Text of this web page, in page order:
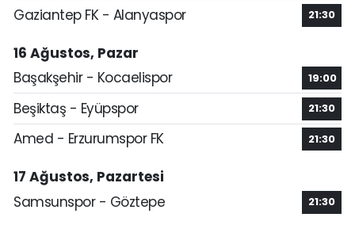
Gaziantep FK - Alanyaspor 21:30
16 Ağustos, Pazar
Başakşehir - Kocaelispor
19:00
Beşiktaş - Eyüpspor 21:30
Amed - Erzurumspor FK 21:30
17 Ağustos, Pazartesi
Samsunspor - Göztepe
21:30